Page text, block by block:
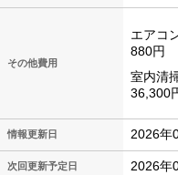
その他費用
エアコ
880円
室内清
36,300
情報更新日 2026年
次回更新予定日 2026年